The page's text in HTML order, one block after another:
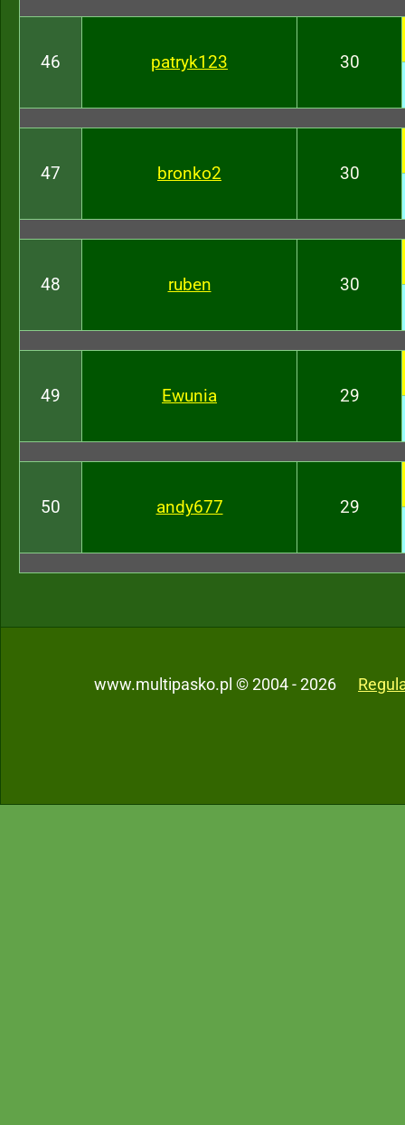
46 patryk123 30
47 bronko2 30
48 ruben 30
49 Ewunia 29
50 andy677 29
www.multipasko.pl © 2004 - 2026